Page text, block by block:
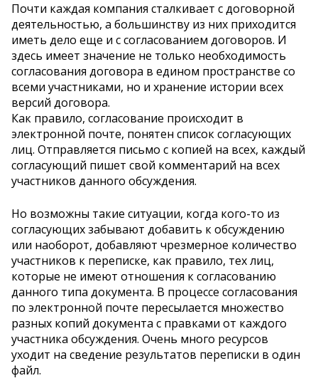
Почти каждая компания сталкивает с договорной
деятельностью, а большинству из них приходится
иметь дело еще и с согласованием договоров. И
здесь имеет значение не только необходимость
согласования договора в едином пространстве со
всеми участниками, но и хранение истории всех
версий договора.
Как правило, согласование происходит в
электронной почте, понятен список согласующих
лиц. Отправляется письмо с копией на всех, каждый
согласующий пишет свой комментарий на всех
участников данного обсуждения.
Но возможны такие ситуации, когда кого-то из
согласующих забывают добавить к обсуждению
или наоборот, добавляют чрезмерное количество
участников к переписке, как правило, тех лиц,
которые не имеют отношения к согласованию
данного типа документа. В процессе согласования
по электронной почте пересылается множество
разных копий документа с правками от каждого
участника обсуждения. Очень много ресурсов
уходит на сведение результатов переписки в один
файл.